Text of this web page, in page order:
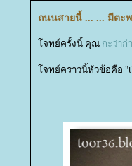
ถนนสายนี้ ... ... มีตะ
จทย์ครั้งนี้ คุณ กะว่าก๋า
จทย์คราวนี้หัวข้อคือ "